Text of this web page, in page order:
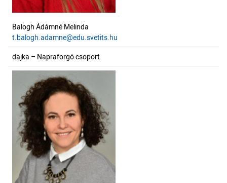
Balogh Ádámné Melinda
t.balogh.adamne@edu.svetits.hu
dajka – Napraforgó csoport